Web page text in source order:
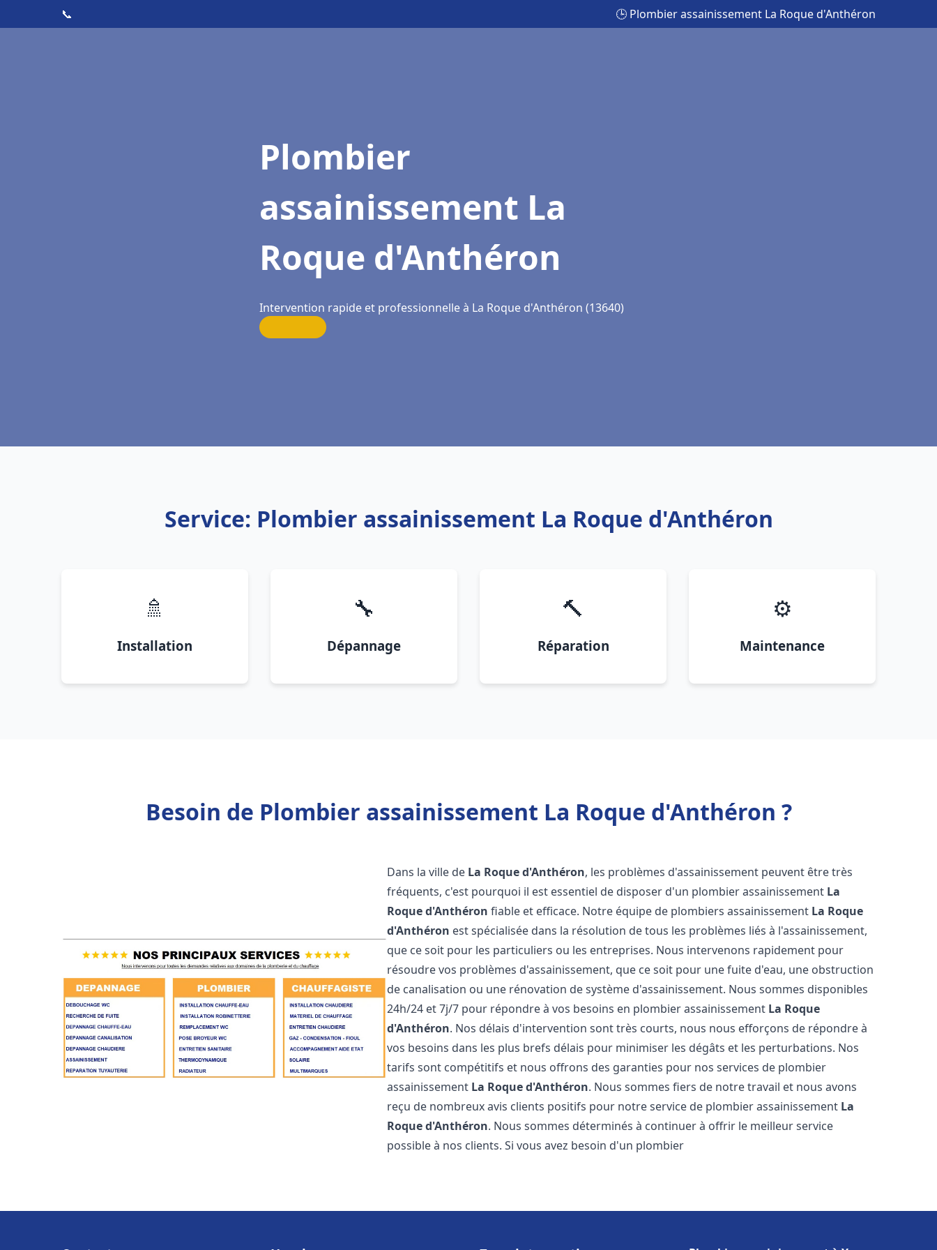
📞 🕒 Plombier assainissement La Roque d'Anthéron
Plombier
assainissement La
Roque d'Anthéron
Intervention rapide et professionnelle à La Roque d'Anthéron (13640)
Service: Plombier assainissement La Roque d'Anthéron
🚿
Installation
🔧
Dépannage
🔨
Réparation
⚙️
Maintenance
Besoin de Plombier assainissement La Roque d'Anthéron ?
Dans la ville de La Roque d'Anthéron, les problèmes d'assainissement peuvent être très
fréquents, c'est pourquoi il est essentiel de disposer d'un plombier assainissement La
Roque d'Anthéron fiable et efficace. Notre équipe de plombiers assainissement La Roque
d'Anthéron est spécialisée dans la résolution de tous les problèmes liés à l'assainissement,
que ce soit pour les particuliers ou les entreprises. Nous intervenons rapidement pour
résoudre vos problèmes d'assainissement, que ce soit pour une fuite d'eau, une obstruction
de canalisation ou une rénovation de système d'assainissement. Nous sommes disponibles
24h/24 et 7j/7 pour répondre à vos besoins en plombier assainissement La Roque
d'Anthéron. Nos délais d'intervention sont très courts, nous nous efforçons de répondre à
vos besoins dans les plus brefs délais pour minimiser les dégâts et les perturbations. Nos
tarifs sont compétitifs et nous offrons des garanties pour nos services de plombier
assainissement La Roque d'Anthéron. Nous sommes fiers de notre travail et nous avons
reçu de nombreux avis clients positifs pour notre service de plombier assainissement La
Roque d'Anthéron. Nous sommes déterminés à continuer à offrir le meilleur service
possible à nos clients. Si vous avez besoin d'un plombier